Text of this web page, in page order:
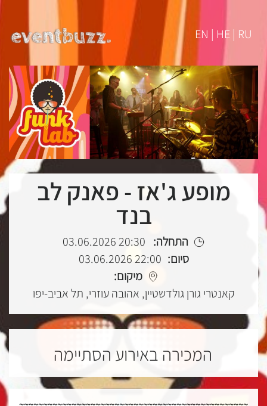
EN | HE | RU
מופע ג'אז - פאנק לב
בנד
התחלה: 20:30 03.06.2026
סיום: 22:00 03.06.2026
מיקום:
קאנטרי גורן גולדשטיין, אהובה עוזרי, תל אביב-יפו
המכירה באירוע הסתיימה